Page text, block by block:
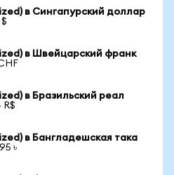
в Сингапурский доллар
в Швейцарский франк
в Бразильский реал
R$
в Бангладешская така
৳